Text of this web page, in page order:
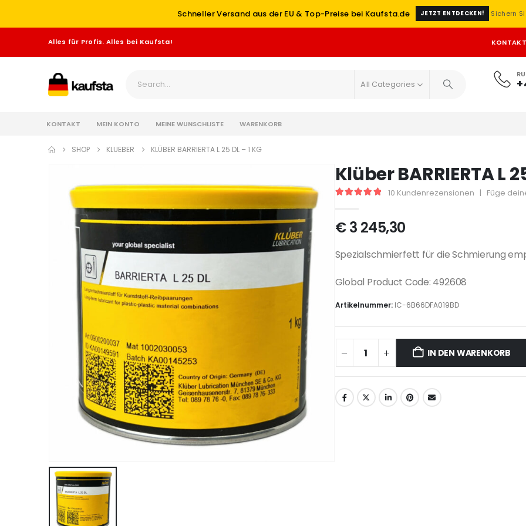
Schneller Versand aus der EU & Top-Preise bei Kaufsta.de JETZT ENTDECKEN! Sichern
Alles für Profis. Alles bei Kaufsta! KONTAKT
All Categories
KONTAKT MEIN KONTO MEINE WUNSCHLISTE WARENKORB
SHOP KLUEBER KLÜBER BARRIERTA L 25 DL – 1 KG
Klüber BARRIERTA L
10 Kundenrezensionen | Füge
€3 245,30
Spezialschmierfett für die Schmierung
Global Product Code: 492608
Artikelnummer: IC-6B66DFA019BD
IN DEN WARENKORB